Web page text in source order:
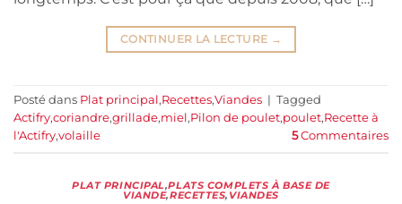
CONTINUER LA LECTURE →
Posté dans Plat principal,Recettes,Viandes | Tagged
Actifry,coriandre,grillade,miel,Pilon de poulet,poulet,Recette à
l'Actifry,volaille 5Commentaires
PLAT PRINCIPAL,PLATS COMPLETS À BASE DE
VIANDE,RECETTES, VIANDES